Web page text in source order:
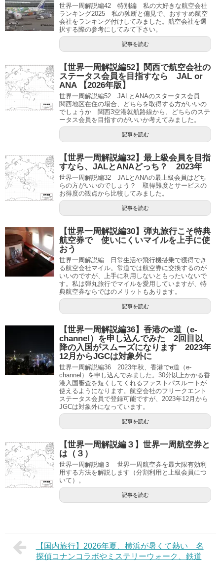
世界一周解説編42 特別編 私の大好きな航空会社
ランキング2025 私の独断と偏見で、おすすめ航空
会社をランキング付けしてみました。航空会社を選
択する際の参考にしてみて下さい。
記事を読む
【世界一周解説編52】関西で航空会社の
ステータス会員を目指すなら JAL or
ANA 【2026年版】
世界一周解説編52 JALとANAのスタータス会員
関西地区在住の場合、どちらを取得する方がいいの
でしょうか 関西3空港就航路線から、どちらのステ
ータス会員を目指すのがいいか考えてみました。
記事を読む
【世界一周解説編32】最上級会員を目指
すなら、JALとANAどっち？ 2023年
世界一周解説編32 JALとANAの最上級会員はどち
らの方がいいのでしょう？ 取得難度とサービスの
お得度の観点から比較してみました。
記事を読む
【世界一周解説編30】弾丸旅行こそ特典
航空券で 使いにくいマイルを上手に使
おう
世界一周解説編 日常生活や飛行機搭乗で獲得でき
る航空会社マイル。常道では航空券に交換するのが
いいのですが、上手に利用しないともったいないで
す。私は弾丸旅行でマイルを愛用していますが、特
典航空券ならではのメリットもあります。
記事を読む
【世界一周解説編36】香港のe道（e-
channel）を申し込んでみた 2回目以
降の入国がスムーズになります 2023年
12月からJGCは対象外に
世界一周解説編36 2023年秋、香港でe道（e-
channel）を申し込んでみました。30分以上かかる香
港入国審査を短くしてくれるファストパスルートが
使えるようになります。航空会社のフリークエント
ステータス会員で登録可能ですが、2023年12月から
JGCは対象外になっています。
記事を読む
【世界一周解説編３】世界一周航空券と
は（３）
世界一周解説編３ 世界一周航空券を最大限有効利
用する方法を解説します（分割利用と上級会員につ
いて）。
記事を読む
【国内旅行】2026年夏、横浜が暑くて熱い 名
探偵コナンコラボやミステリーウォーク、鉄道